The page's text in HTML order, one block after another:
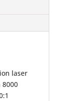
laser